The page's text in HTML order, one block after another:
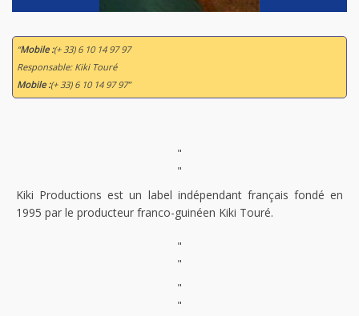
“Mobile :(+ 33) 6 10 14 97 97
Responsable: Kiki Touré
Mobile :(+ 33) 6 10 14 97 97”
"
"
Kiki Productions est un label indépendant français fondé en
1995 par le producteur franco-guinéen Kiki Touré.
"
"
"
"